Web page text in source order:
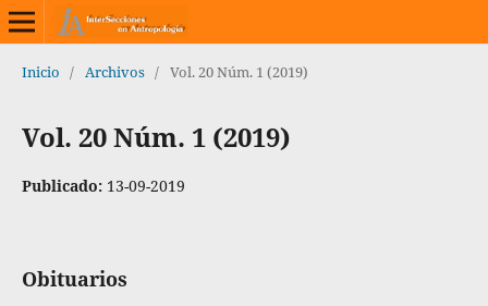
Inicio / Archivos / Vol. 20 Núm. 1 (2019)
Vol. 20 Núm. 1 (2019)
Publicado: 13-09-2019
Obituarios